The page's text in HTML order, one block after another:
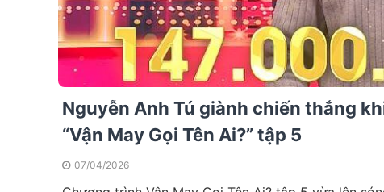
Nguyễn Anh Tú giành chiến thắng
“Vận May Gọi Tên Ai?” tập 5
07/04/2026